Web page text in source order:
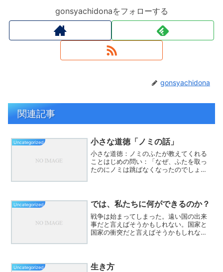
gonsyachidonaをフォローする
gonsyachidona
関連記事
Uncategorized 小さな道徳「ノミの話」
小さな道徳：ノミのふたが教えてくれる
ことはじめの問い：「なぜ、ふたを取っ
たのにノミは跳ばなくなったのでしょう
なふたをしました。最初は...
Uncategorized では、私たちに何ができるのか？
戦争は始まってしまった。遠い国の出来
事だと言えばそうかもしれない。国家と
国家の衝突だと言えばそうかもしれな
煽る子もいる。動画を撮る子...
Uncategorized 生き方